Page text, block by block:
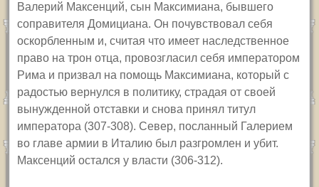
Валерий Максенций, сын Максимиана, бывшего
соправителя Домициана. Он почувствовал себя
оскорбленным и, считая что имеет наследственное
право на трон отца, провозгласил себя императором
Рима и призвал на помощь Максимиана, который с
радостью вернулся в политику, страдая от своей
вынужденной отставки и снова принял титул
императора (307-308). Север, посланный Галерием
во главе армии в Италию был разгромлен и убит.
Максенций остался у власти (306-312).